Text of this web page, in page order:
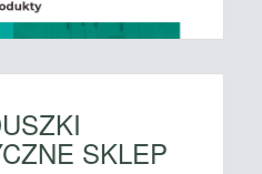
SKLEP